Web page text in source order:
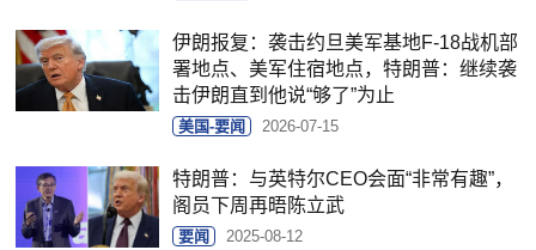
伊朗报复：袭击约旦美军基地F-18战机部
署地点、美军住宿地点，特朗普：继续袭
击伊朗直到他说“够了”为止
美国-要闻 2026-07-15
特朗普：与英特尔CEO会面“非常有趣”，
阁员下周再晤陈立武
要闻 2025-08-12